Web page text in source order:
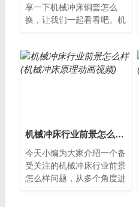
享一下机械冲床铜套怎么
换，让我们一起看看吧。机
套则是其重要...
机械冲床行业前景怎么样(机械冲床原理动画视频)
今天小编为大家介绍一个备
受关注的机械冲床行业前景
怎么样问题，从多个角度进